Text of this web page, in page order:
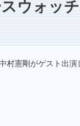
ウォッ
村憲剛がゲスト出演